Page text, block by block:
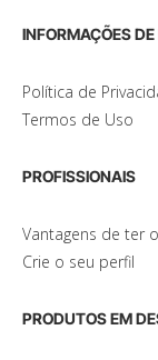
INFORMAÇÕES
Política de
Termos de Uso
PROFISSIONAIS
Vantagens de ter
Crie o seu perfil
PRODUTOS EM